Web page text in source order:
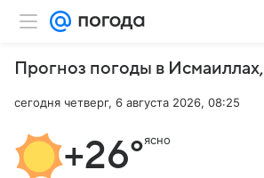
Прогноз погоды в Исмаиллах,
сегодня четверг, 6 августа 2026, 08:25
+26°ясно